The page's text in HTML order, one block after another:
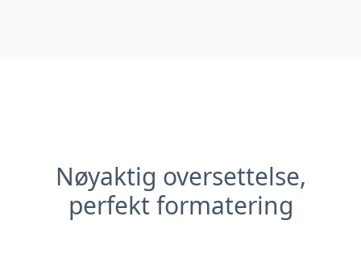
Nøyaktig oversettelse,
perfekt formatering